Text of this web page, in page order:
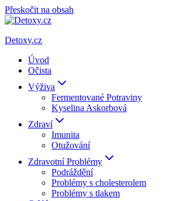
Přeskočit na obsah
Detoxy.cz
Úvod
Očista
Výživa
Fermentované Potraviny
Kyselina Askorbová
Zdraví
Imunita
Otužování
Zdravotní Problémy
Podráždění
Problémy s cholesterolem
Problémy s tlakem